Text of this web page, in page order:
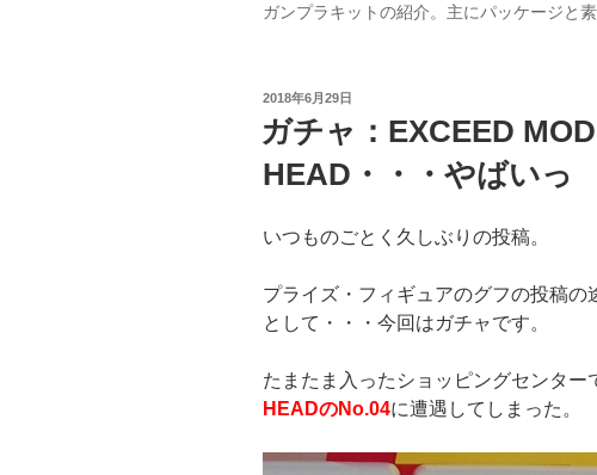
ガンプラキットの紹介。主にパッケージと
投
稿
日:
2018年6月29日
ガチャ：EXCEED
HEAD・・・やばいっ
いつものごとく久しぶりの投稿。
プライズ・フィギュアのグフの投稿の
として・・・今回はガチャです。
たまたま入ったショッピングセンター
HEADのNo.04に遭遇してしまった。